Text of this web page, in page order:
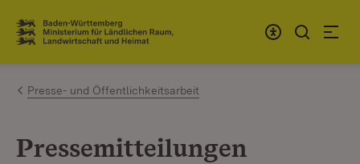
Zum Inhalt springen
Link zur Startseite
Presse- und Öffentlichkeitsarbeit
Pressemitteilungen